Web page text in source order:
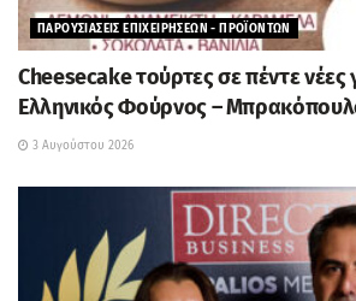
ΠΑΡΟΥΣΙΑΣΕΙΣ ΕΠΙΧΕΙΡΗΣΕΩΝ - ΠΡΟΪΟΝΤΩΝ
Cheesecake τούρτες σε πέντε νέες
Ελληνικός Φούρνος –
3 Αυγούστου 2026